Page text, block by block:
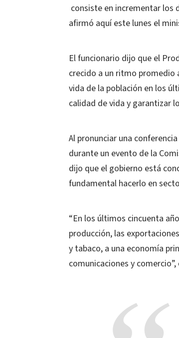
consiste en incrementar los
afirmó aquí este lunes el
El funcionario dijo que el
crecido a un ritmo promedio
vida de la población en los
calidad de vida y garantizar
Al pronunciar una
durante un evento de la
dijo que el gobierno está
fundamental hacerlo en
“En los últimos cincuenta
producción, las
y tabaco, a una economía
comunicaciones y